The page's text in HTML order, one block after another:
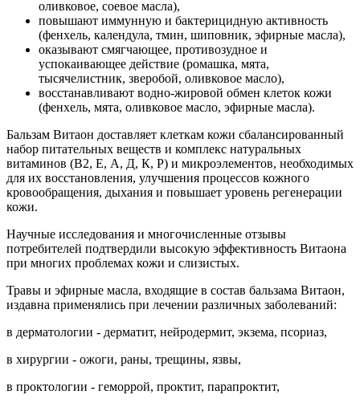
оливковое, соевое масла),
повышают иммунную и бактерицидную активность
(фенхель, календула, тмин, шиповник, эфирные масла),
оказывают смягчающее, противозудное и
успокаивающее действие (ромашка, мята,
тысячелистник, зверобой, оливковое масло),
восстанавливают водно-жировой обмен клеток кожи
(фенхель, мята, оливковое масло, эфирные масла).
Бальзам Витаон доставляет клеткам кожи сбалансированный
набор питательных веществ и комплекс натуральных
витаминов (В2, Е, А, Д, К, Р) и микроэлементов, необходимых
для их восстановления, улучшения процессов кожного
кровообращения, дыхания и повышает уровень регенерации
кожи.
Научные исследования и многочисленные отзывы
потребителей подтвердили высокую эффективность Витаона
при многих проблемах кожи и слизистых.
Травы и эфирные масла, входящие в состав бальзама Витаон,
издавна применялись при лечении различных заболеваний:
в дерматологии - дерматит, нейродермит, экзема, псориаз,
в хирургии - ожоги, раны, трещины, язвы,
в проктологии - геморрой, проктит, парапроктит,